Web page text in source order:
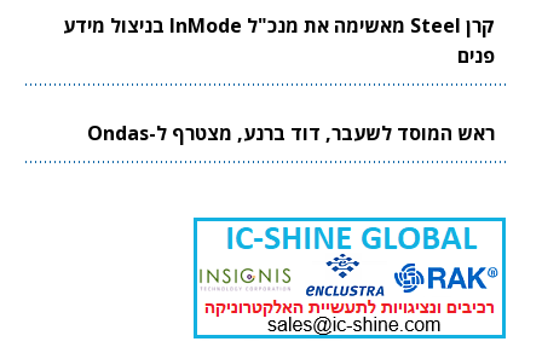
קרן Steel מאשימה את מנכ"ל InMode בניצול מידע
פנים
ראש המוסד לשעבר, דוד ברנע, מצטרף ל-Ondas